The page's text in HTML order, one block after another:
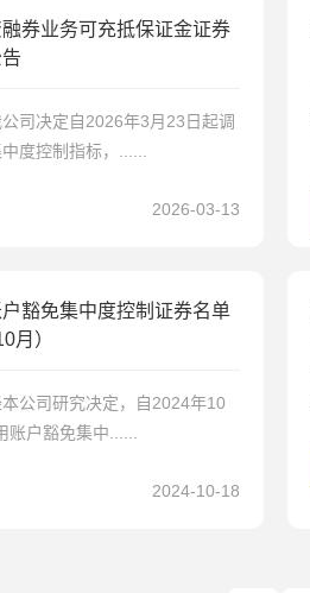
券业务可充抵保证金证券
司决定自2026年3月23日起调
度控制指标，......
2026-03-13
豁免集中度控制证券名单
月）
公司研究决定，自2024年10
账户豁免集中......
2024-10-18